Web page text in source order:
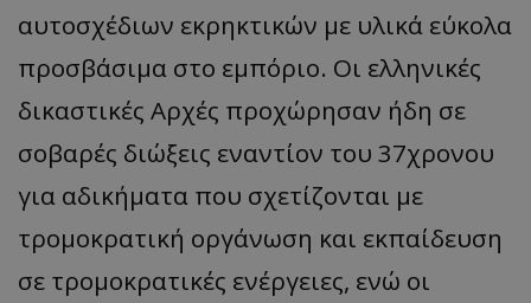
αυτοσχέδιων εκρηκτικών με υλικά εύκολα
προσβάσιμα στο εμπόριο. Οι ελληνικές
δικαστικές Αρχές προχώρησαν ήδη σε
σοβαρές διώξεις εναντίον του 37χρονου
για αδικήματα που σχετίζονται με
τρομοκρατική οργάνωση και εκπαίδευση
σε τρομοκρατικές ενέργειες, ενώ οι